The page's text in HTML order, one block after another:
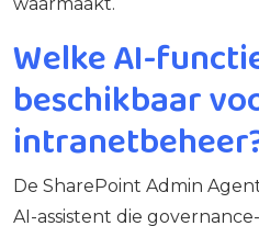
Welke AI-
beschikbaar
De SharePoint Admin
AI-assistent die